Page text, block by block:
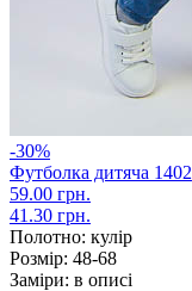
-30%
Футболка дитяча 1402
59.00 грн.
41.30 грн.
Полотно: кулір
Розмір: 48-68
Заміри: в описі